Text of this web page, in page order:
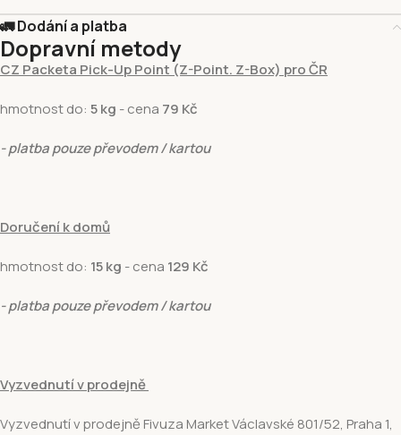
🚛 Dodání a platba
Dopravní metody
CZ Packeta Pick-Up Point (Z-Point. Z-Box) pro ČR
hmotnost do: 5 kg - cena 79 Kč
- platba pouze převodem / kartou
Doručení k domů
hmotnost do: 15 kg - cena 129 Kč
- platba pouze převodem / kartou
Vyzvednutí v prodejně
Vyzvednutí v prodejně Fivuza Market Václavské 801/52, Praha 1,